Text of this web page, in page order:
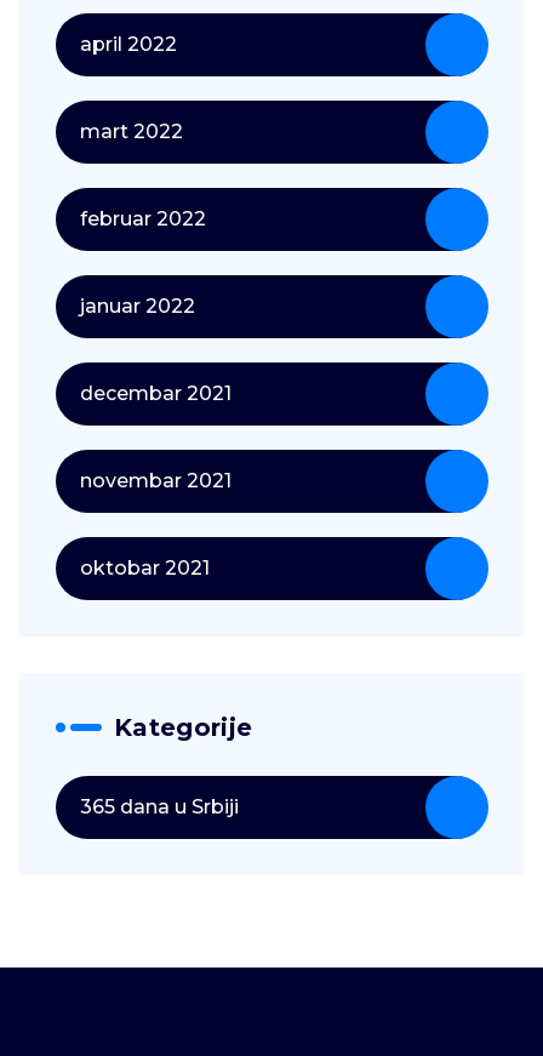
april 2022
mart 2022
februar 2022
januar 2022
decembar 2021
novembar 2021
oktobar 2021
Kategorije
365 dana u Srbiji